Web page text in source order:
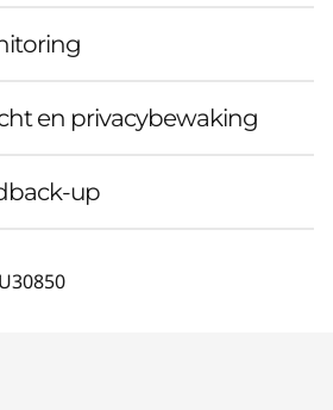
en privacybewaking
up